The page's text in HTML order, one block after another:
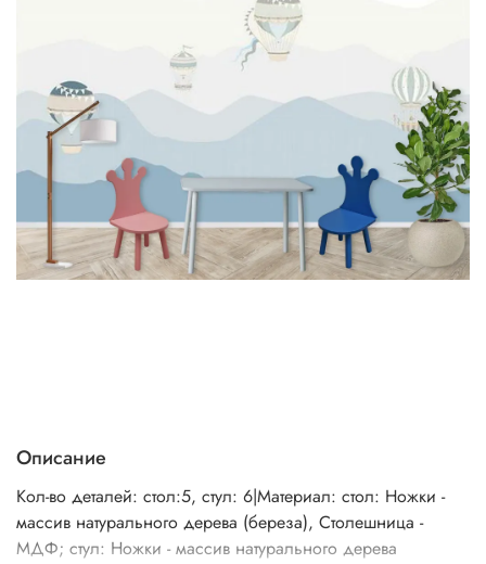
Описание
Кол-во деталей: стол:5, стул: 6|Материал: стол: Ножки -
массив натурального дерева (береза), Столешница -
МДФ; стул: Ножки - массив натурального дерева